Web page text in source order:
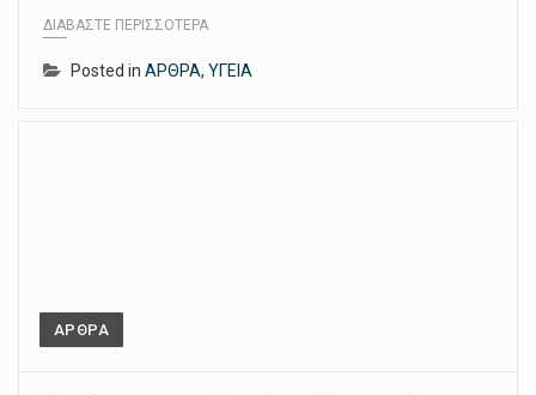
ΔΙΑΒΆΣΤΕ ΠΕΡΙΣΣΌΤΕΡΑ
Posted in ΑΡΘΡΑ, ΥΓΕΙΑ
ΑΡΘΡΑ